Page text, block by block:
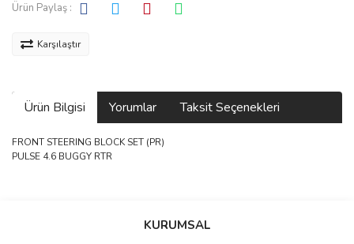
Ürün Paylaş :
Karşılaştır
Ürün Bilgisi Yorumlar Taksit Seçenekleri
FRONT STEERING BLOCK SET (PR)
PULSE 4.6 BUGGY RTR
Bu ürüne ilk yorumu siz yapın!
KURUMSAL